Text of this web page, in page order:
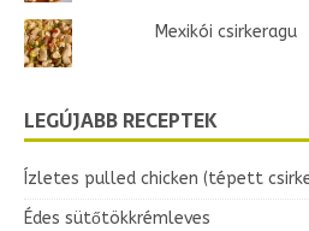
Mexikói csirkeragu
LEGÚJABB RECEPTEK
Ízletes pulled chicken (tépett
Édes sütőtökkrémleves